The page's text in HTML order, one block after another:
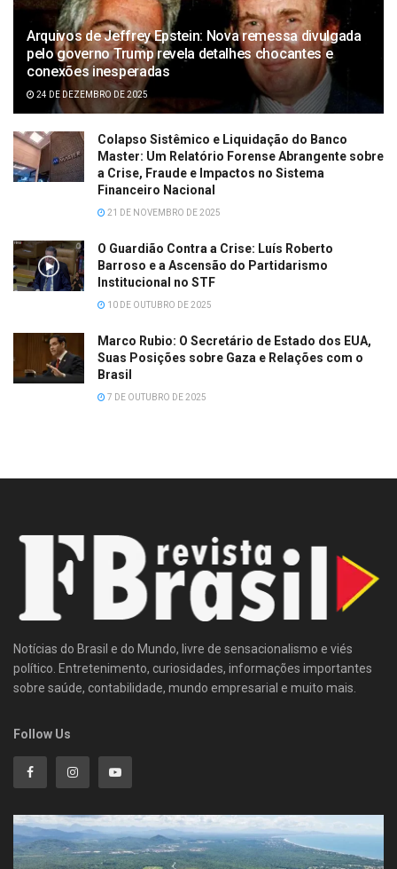
Arquivos de Jeffrey Epstein: Nova remessa divulgada
pelo governo Trump revela detalhes chocantes e
conexões inesperadas
24 DE DEZEMBRO DE 2025
Colapso Sistêmico e Liquidação do Banco
Master: Um Relatório Forense Abrangente sobre
a Crise, Fraude e Impactos no Sistema
Financeiro Nacional
21 DE NOVEMBRO DE 2025
O Guardião Contra a Crise: Luís Roberto
Barroso e a Ascensão do Partidarismo
Institucional no STF
10 DE OUTUBRO DE 2025
Marco Rubio: O Secretário de Estado dos EUA,
Suas Posições sobre Gaza e Relações com o
Brasil
7 DE OUTUBRO DE 2025
Notícias do Brasil e do Mundo, livre de sensacionalismo e viés
político. Entretenimento, curiosidades, informações importantes
sobre saúde, contabilidade, mundo empresarial e muito mais.
Follow Us